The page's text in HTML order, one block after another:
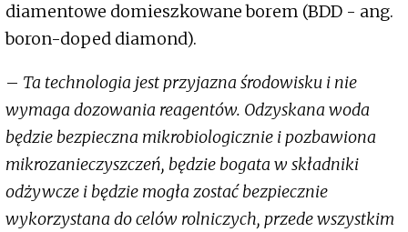
diamentowe domieszkowane borem (BDD - ang.
boron-doped diamond).
– Ta technologia jest przyjazna środowisku i nie
wymaga dozowania reagentów. Odzyskana woda
będzie bezpieczna mikrobiologicznie i pozbawiona
mikrozanieczyszczeń, będzie bogata w składniki
odżywcze i będzie mogła zostać bezpiecznie
wykorzystana do celów rolniczych, przede wszystkim